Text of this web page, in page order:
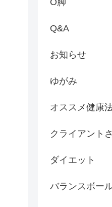
O脚
Q&A
お知らせ
ゆがみ
オススメ健康
クライアント
ダイエット
バランスボー